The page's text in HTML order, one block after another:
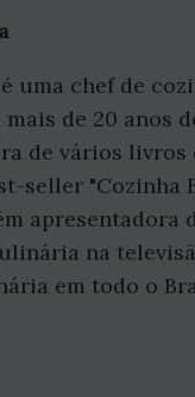
uma chef de
de 20 anos
de vários
seller "Cozinha
apresentadora
na
em todo o